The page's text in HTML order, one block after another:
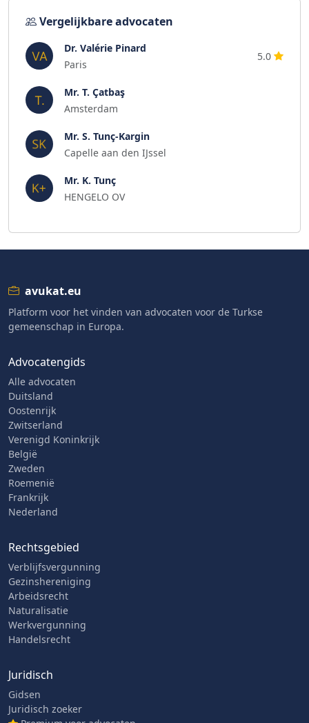
Vergelijkbare advocaten
Dr. Valérie Pinard
Paris
5.0
Mr. T. Çatbaş
Amsterdam
Mr. S. Tunç-Kargin
Capelle aan den IJssel
Mr. K. Tunç
HENGELO OV
avukat.eu
Platform voor het vinden van advocaten voor de Turkse
gemeenschap in Europa.
Advocatengids
Alle advocaten
Duitsland
Oostenrijk
Zwitserland
Verenigd Koninkrijk
België
Zweden
Roemenië
Frankrijk
Nederland
Rechtsgebied
Verblijfsvergunning
Gezinshereniging
Arbeidsrecht
Naturalisatie
Werkvergunning
Handelsrecht
Juridisch
Gidsen
Juridisch zoeker